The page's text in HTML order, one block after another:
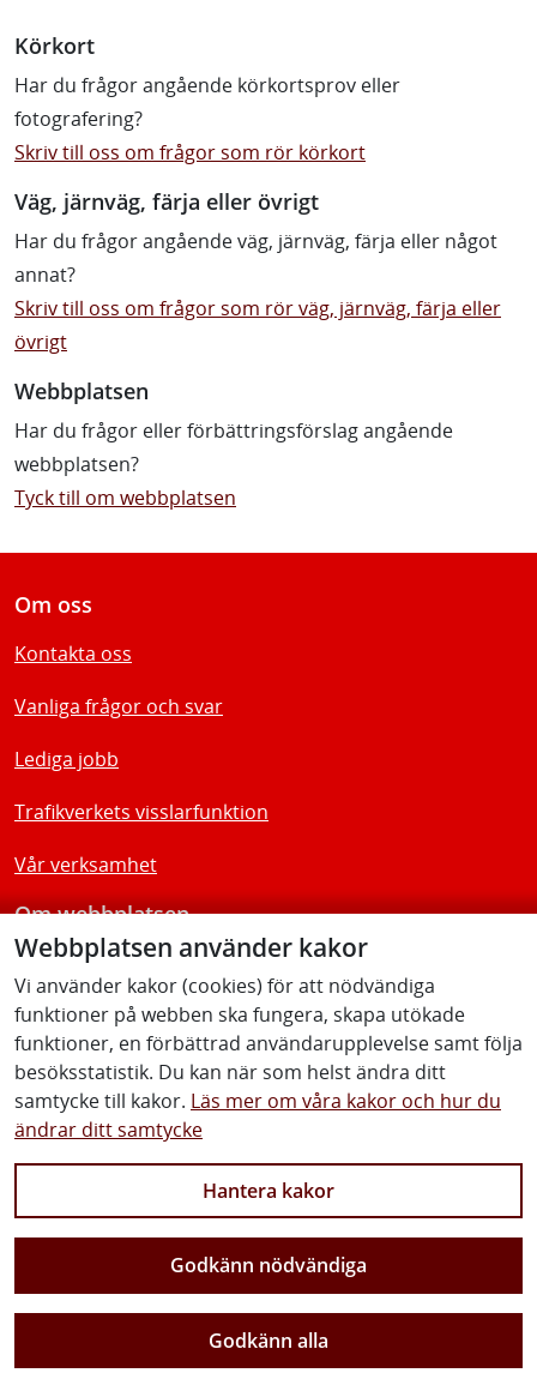
Webbplatsen använder kakor
Vi använder kakor (cookies) för att nödvändiga
funktioner på webben ska fungera, skapa utökade
funktioner, en förbättrad användarupplevelse samt följa
besöksstatistik. Du kan när som helst ändra ditt
samtycke till kakor. Läs mer om våra kakor och hur du
ändrar ditt samtycke
Hantera kakor
Godkänn nödvändiga
Godkänn alla
Körkort
Har du frågor angående körkortsprov eller
fotografering?
Skriv till oss om frågor som rör körkort
Väg, järnväg, färja eller övrigt
Har du frågor angående väg, järnväg, färja eller något
annat?
Skriv till oss om frågor som rör väg, järnväg, färja eller
övrigt
Webbplatsen
Har du frågor eller förbättringsförslag angående
webbplatsen?
Tyck till om webbplatsen
Vi gör Sverige närmare
Om oss
Kontakta oss
Vanliga frågor och svar
Lediga jobb
Trafikverkets visslarfunktion
Vår verksamhet
Om webbplatsen
Tillgänglighetsredogörelse
Följ oss
Facebook Youtube